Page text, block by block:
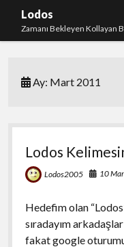
Lodos
Zamanı Bekleyen Kollayan
test
Ay: Mart 2011
Lodos
Lodos2005 10
Hedefim olan
sıradayım arkadaşlar
fakat google